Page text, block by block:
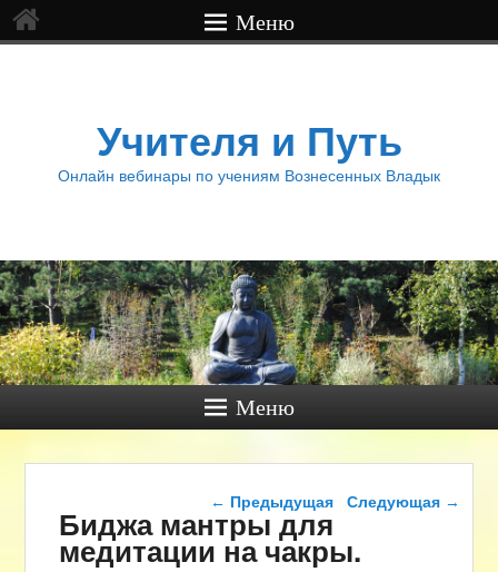
Меню
Учителя и Путь
Онлайн вебинары по учениям Вознесенных Владык
Меню
Навигация по записям
← Предыдущая Следующая →
Биджа мантры для
медитации на чакры.